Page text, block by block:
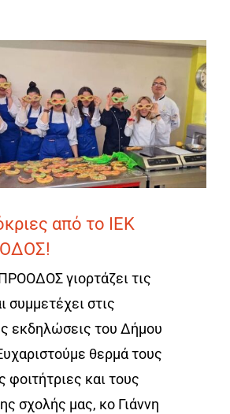
από το ΙΕΚ
γιορτάζει τις
συμμετέχει στις
εκδηλώσεις του Δήμου
θερμά τους
φοιτήτριες και τους
σχολής μας, κο Γιάννη